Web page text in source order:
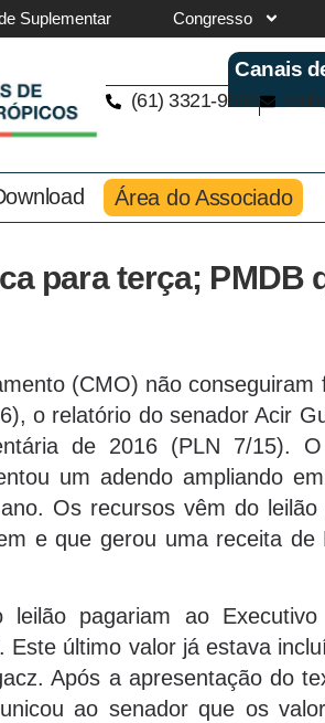
Suplementar Congresso
Canais
(61) 3321-9563
Área do Associado
para terça; PMDB
(CMO) não conseguiram
o relatório do senador Acir
de 2016 (PLN 7/15).
um adendo ampliando
Os recursos vêm do
e que gerou uma receita de
leilão pagariam ao
Este último valor já estava
Após a apresentação do
ao senador que os